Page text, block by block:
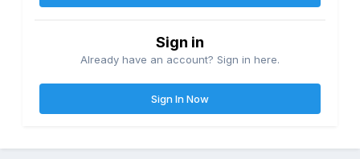
Sign in
Already have an account? Sign in here.
Sign In Now